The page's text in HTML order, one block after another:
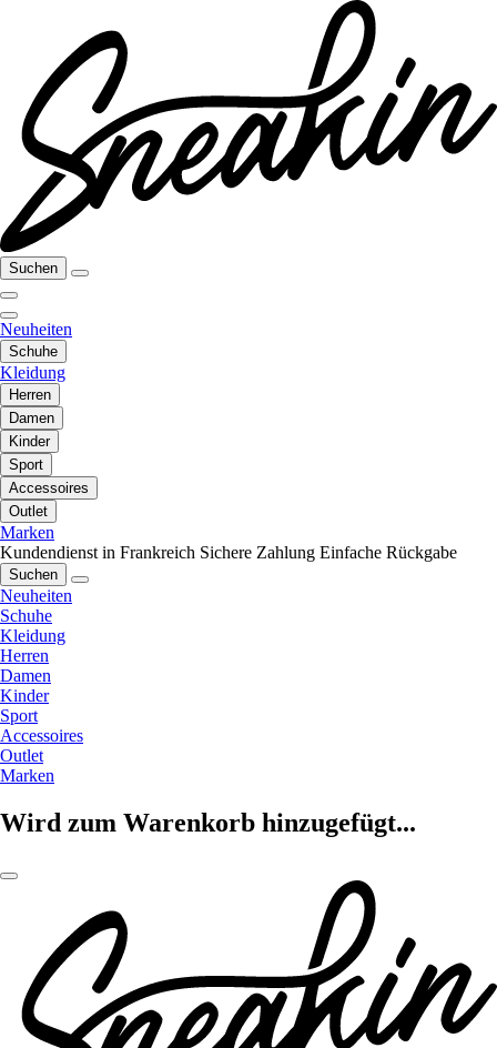
Suchen
Neuheiten
Schuhe
Kleidung
Herren
Damen
Kinder
Sport
Accessoires
Outlet
Marken
Kundendienst in Frankreich Sichere Zahlung Einfache Rückgabe
Suchen
Neuheiten
Schuhe
Kleidung
Herren
Damen
Kinder
Sport
Accessoires
Outlet
Marken
Wird zum Warenkorb hinzugefügt...